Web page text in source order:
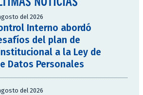
del 2026
Interno abordó
del plan de
a la Ley de
Datos Personales
del 2026